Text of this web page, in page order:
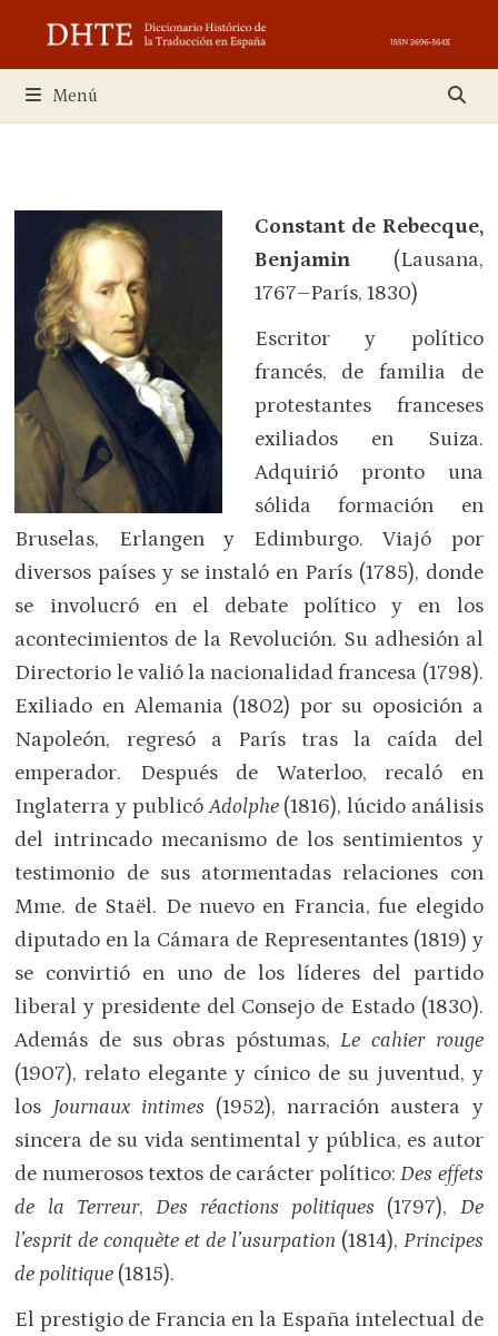
contenido
Menú
Constant de Rebecque,
Benjamin (Lausana,
1767–París, 1830)
Escritor y político
francés, de familia de
protestantes franceses
exiliados en Suiza.
Adquirió pronto una
sólida formación en
Bruselas, Erlangen y Edimburgo. Viajó por
diversos países y se instaló en París (1785), donde
se involucró en el debate político y en los
acontecimientos de la Revolución. Su adhesión al
Directorio le valió la nacionalidad francesa (1798).
Exiliado en Alemania (1802) por su oposición a
Napoleón, regresó a París tras la caída del
emperador. Después de Waterloo, recaló en
Inglaterra y publicóAdolphe (1816), lúcido análisis
del intrincado mecanismo de los sentimientos y
testimonio de sus atormentadas relaciones con
Mme. de Staël. De nuevo en Francia, fue elegido
diputado en la Cámara de Representantes (1819) y
se convirtió en uno de los líderes del partido
liberal y presidente del Consejo de Estado (1830).
Además de sus obras póstumas,Le cahier rouge
(1907), relato elegante y cínico de su juventud, y
los Journaux intimes (1952), narración austera y
sincera de su vida sentimental y pública, es autor
de numerosos textos de carácter político:Des effets
de la Terreur, Des réactions politiques (1797), De
l’esprit de conquète et de l’usurpation (1814), Principes
de politique (1815).
El prestigio de Francia en la España intelectual de